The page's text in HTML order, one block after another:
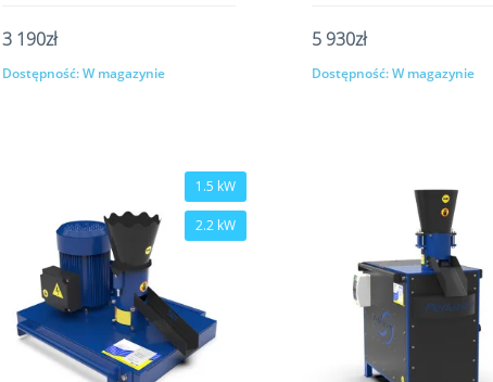
3 190zł
Kup
Dostępność:W magazynie
5 930zł
Kup
Dostępność:W magazynie
1.5 kW
2.2 kW